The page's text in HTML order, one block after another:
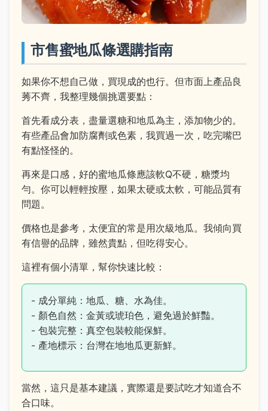
市售蜜地瓜條選購指南
如果你不想自己做，買現成的也行。但市面上產品良
莠不齊，我整理幾個挑選要點：
首先看成分表，盡量選糖和地瓜為主，添加物少的。
有些產品會加防腐劑或色素，我買過一次，吃完嘴巴
有點怪怪的。
再來是口感，好的蜜地瓜條應該軟Q不硬，糖漿均
勻。你可以輕輕按壓，如果太硬或太軟，可能品質有
問題。
價格也是參考，太便宜的常是用次級地瓜。我傾向買
有信譽的品牌，雖然貴點，但吃得安心。
這裡有個小清單，幫你快速比較：
- 成分單純：地瓜、糖、水為佳。
- 顏色自然：金黃或琥珀色，避免過於鮮豔。
- 包裝完整：真空包裝較能保鮮。
- 產地標示：台灣在地地瓜更新鮮。
當然，這只是基本建議，實際還是要試吃才知道合不
合口味。